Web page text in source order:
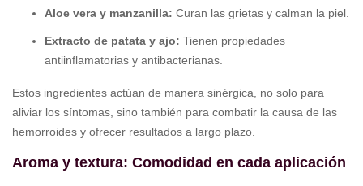
Aloe vera y manzanilla: Curan las grietas y calman la piel.
Extracto de patata y ajo: Tienen propiedades
antiinflamatorias y antibacterianas.
Estos ingredientes actúan de manera sinérgica, no solo para
aliviar los síntomas, sino también para combatir la causa de las
hemorroides y ofrecer resultados a largo plazo.
Aroma y textura: Comodidad en cada aplicación